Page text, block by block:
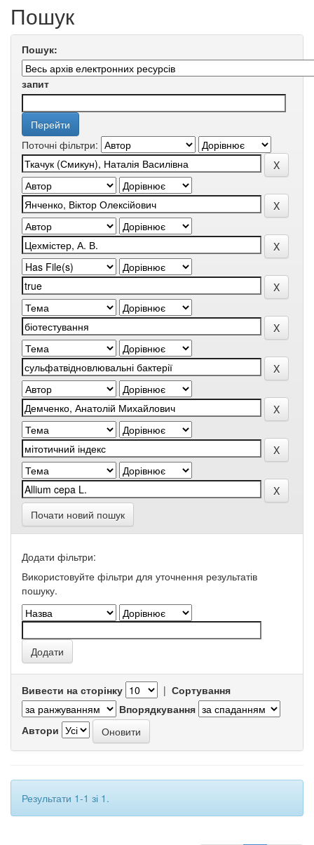
Пошук
Пошук:
запит
Поточні фільтри:
Почати новий пошук
Додати фільтри:
Використовуйте фільтри для уточнення результатів
пошуку.
Вивести на сторінку | Сортування
Впорядкування
Автори
Результати 1-1 зі 1.